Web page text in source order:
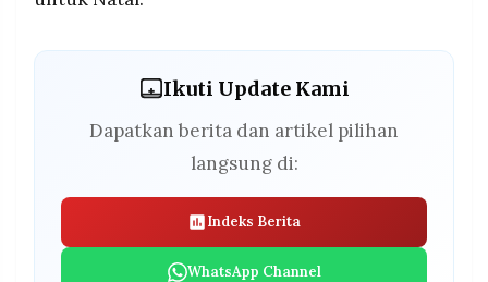
Ikuti Update Kami
Dapatkan berita dan artikel pilihan
langsung di:
Indeks Berita
WhatsApp Channel